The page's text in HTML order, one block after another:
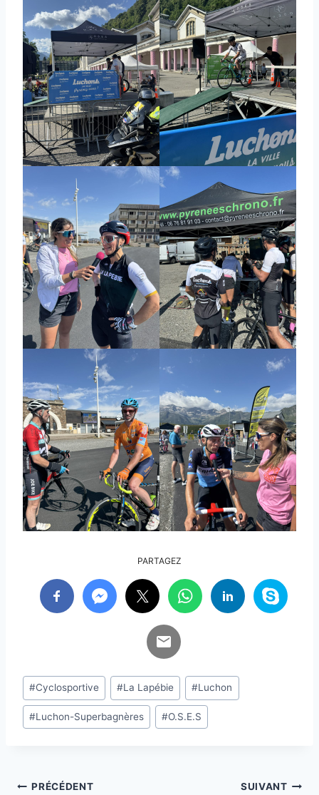
PARTAGEZ
Étiquettes
de
la
#Cyclosportive #La Lapébie #Luchon
#Luchon-Superbagnères #O.S.E.S
PRÉCÉDENT SUIVANT